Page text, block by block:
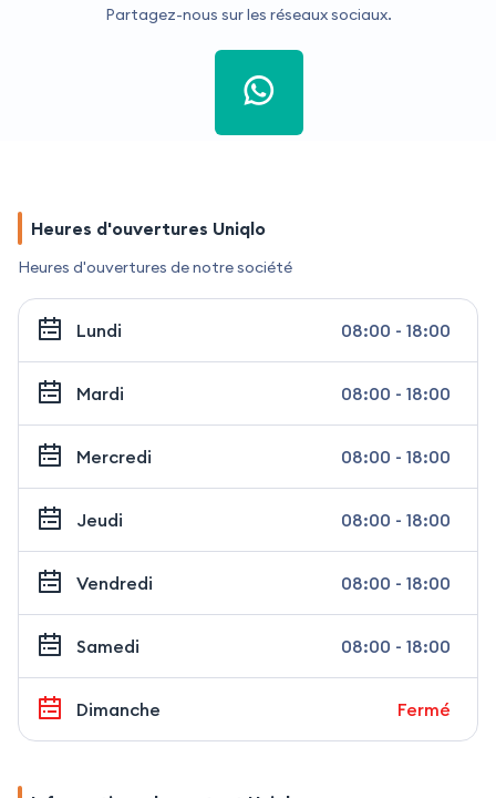
Partagez-nous sur les réseaux sociaux.
Heures d'ouvertures Uniqlo
Heures d'ouvertures de notre société
Lundi 08:00 - 18:00
Mardi 08:00 - 18:00
Mercredi 08:00 - 18:00
Jeudi 08:00 - 18:00
Vendredi 08:00 - 18:00
Samedi 08:00 - 18:00
Dimanche Fermé